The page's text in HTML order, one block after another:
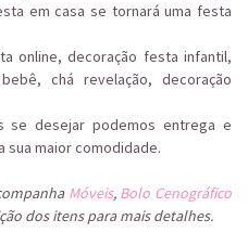
em casa se tornará uma festa
online, decoração festa infantil,
chá revelação, decoração
se desejar podemos entrega e
sua maior comodidade.
Móveis, Bolo Cenográfico
dos itens para mais detalhes.